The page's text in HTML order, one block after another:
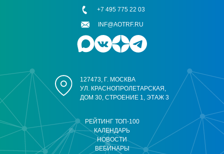
РЕЙТИНГ ТОП-100
КАЛЕНДАРЬ
НОВОСТИ
ВЕБИНАРЫ
127473, Г. МОСКВА
УЛ. КРАСНОПРОЛЕТАРСКАЯ,
ДОМ 30, СТРОЕНИЕ 1, ЭТАЖ 3
+7 495 775 22 03
INF@AOTRF.RU